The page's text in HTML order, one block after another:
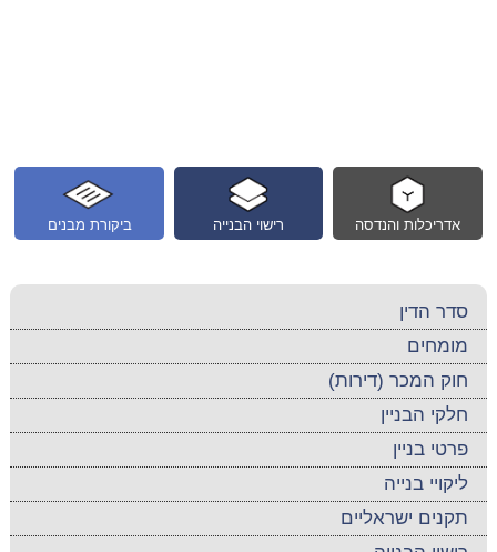
ביקורת מבנים רישוי הבנייה אדריכלות והנדסה
סדר הדין
מומחים
חוק המכר (דירות)
חלקי הבניין
פרטי בניין
ליקויי בנייה
תקנים ישראליים